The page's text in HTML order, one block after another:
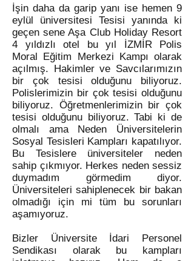
İşin daha da garip yanı ise hemen 9
eylül üniversitesi Tesisi yanında ki
geçen sene Aşa Club Holiday Resort
4 yıldızlı otel bu yıl İZMİR Polis
Moral Eğitim Merkezi Kampı olarak
açılmış. Hakimler ve Savcılarımızın
bir çok tesisi olduğunu biliyoruz.
Polislerimizin bir çok tesisi olduğunu
biliyoruz. Öğretmenlerimizin bir çok
tesisi olduğunu biliyoruz. Tabi ki de
olmalı ama Neden Üniversitelerin
Sosyal Tesisleri Kampları kapatılıyor.
Bu Tesislere üniversiteler neden
sahip çıkmıyor. Herkes neden sessiz
duymadım görmedim diyor.
Üniversiteleri sahiplenecek bir bakan
olmadığı için mi tüm bu sorunları
aşamıyoruz.
Bizler Üniversite İdari Personel
Sendikası olarak bu kampları